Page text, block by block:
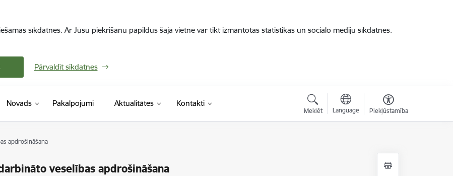
sīkdatnes. Ar Jūsu piekrišanu papildus šajā vietnē var tikt izmantotas statistikas un sociālo mediju sīkdatnes.
Pārvaldīt sīkdatnes
Novads Pakalpojumi Aktualitātes Kontakti
Meklēt Language Piekļūstamība
apdrošināšana
veselības apdrošināšana